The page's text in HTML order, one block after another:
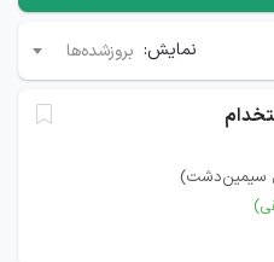
نمایش: بروزشده‌ها
سیمین‌دشت)